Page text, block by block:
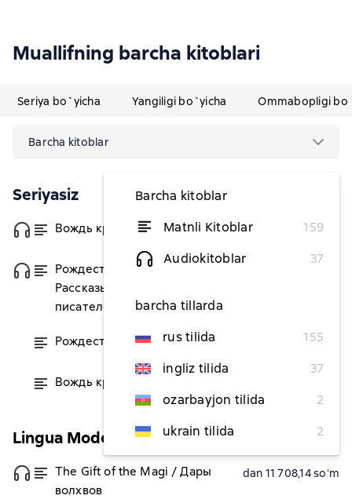
Muallifning barcha kitoblari
Seriya bo`yicha Yangiligi bo`yicha Ommabopligi
Barcha kitoblar
Barcha kitoblar
Matnli Kitoblar
159
Audiokitoblar
37
barcha tillarda
rus tilida
155
ingliz tilida
37
ozarbayjon tilida
2
ukrain tilida
2
Seriyasiz
Вождь краснокожих dan 8 635,83 soʻm
Рождественские истории.
Рассказы зарубежных
писателей
Рождественские истории dan 43 764,64 soʻm
Вождь краснокожих
Lingua Moderna
The Gift of the Magi / Дары
волхвов
dan 11 708,14 soʻm